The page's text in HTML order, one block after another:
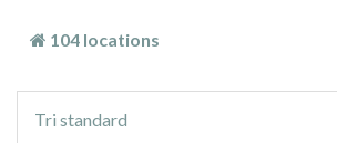
104 locations
Tri standard